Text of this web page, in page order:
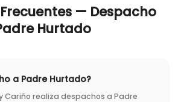
— Despacho
Hurtado
a Padre Hurtado?
Cariño realiza despachos a Padre